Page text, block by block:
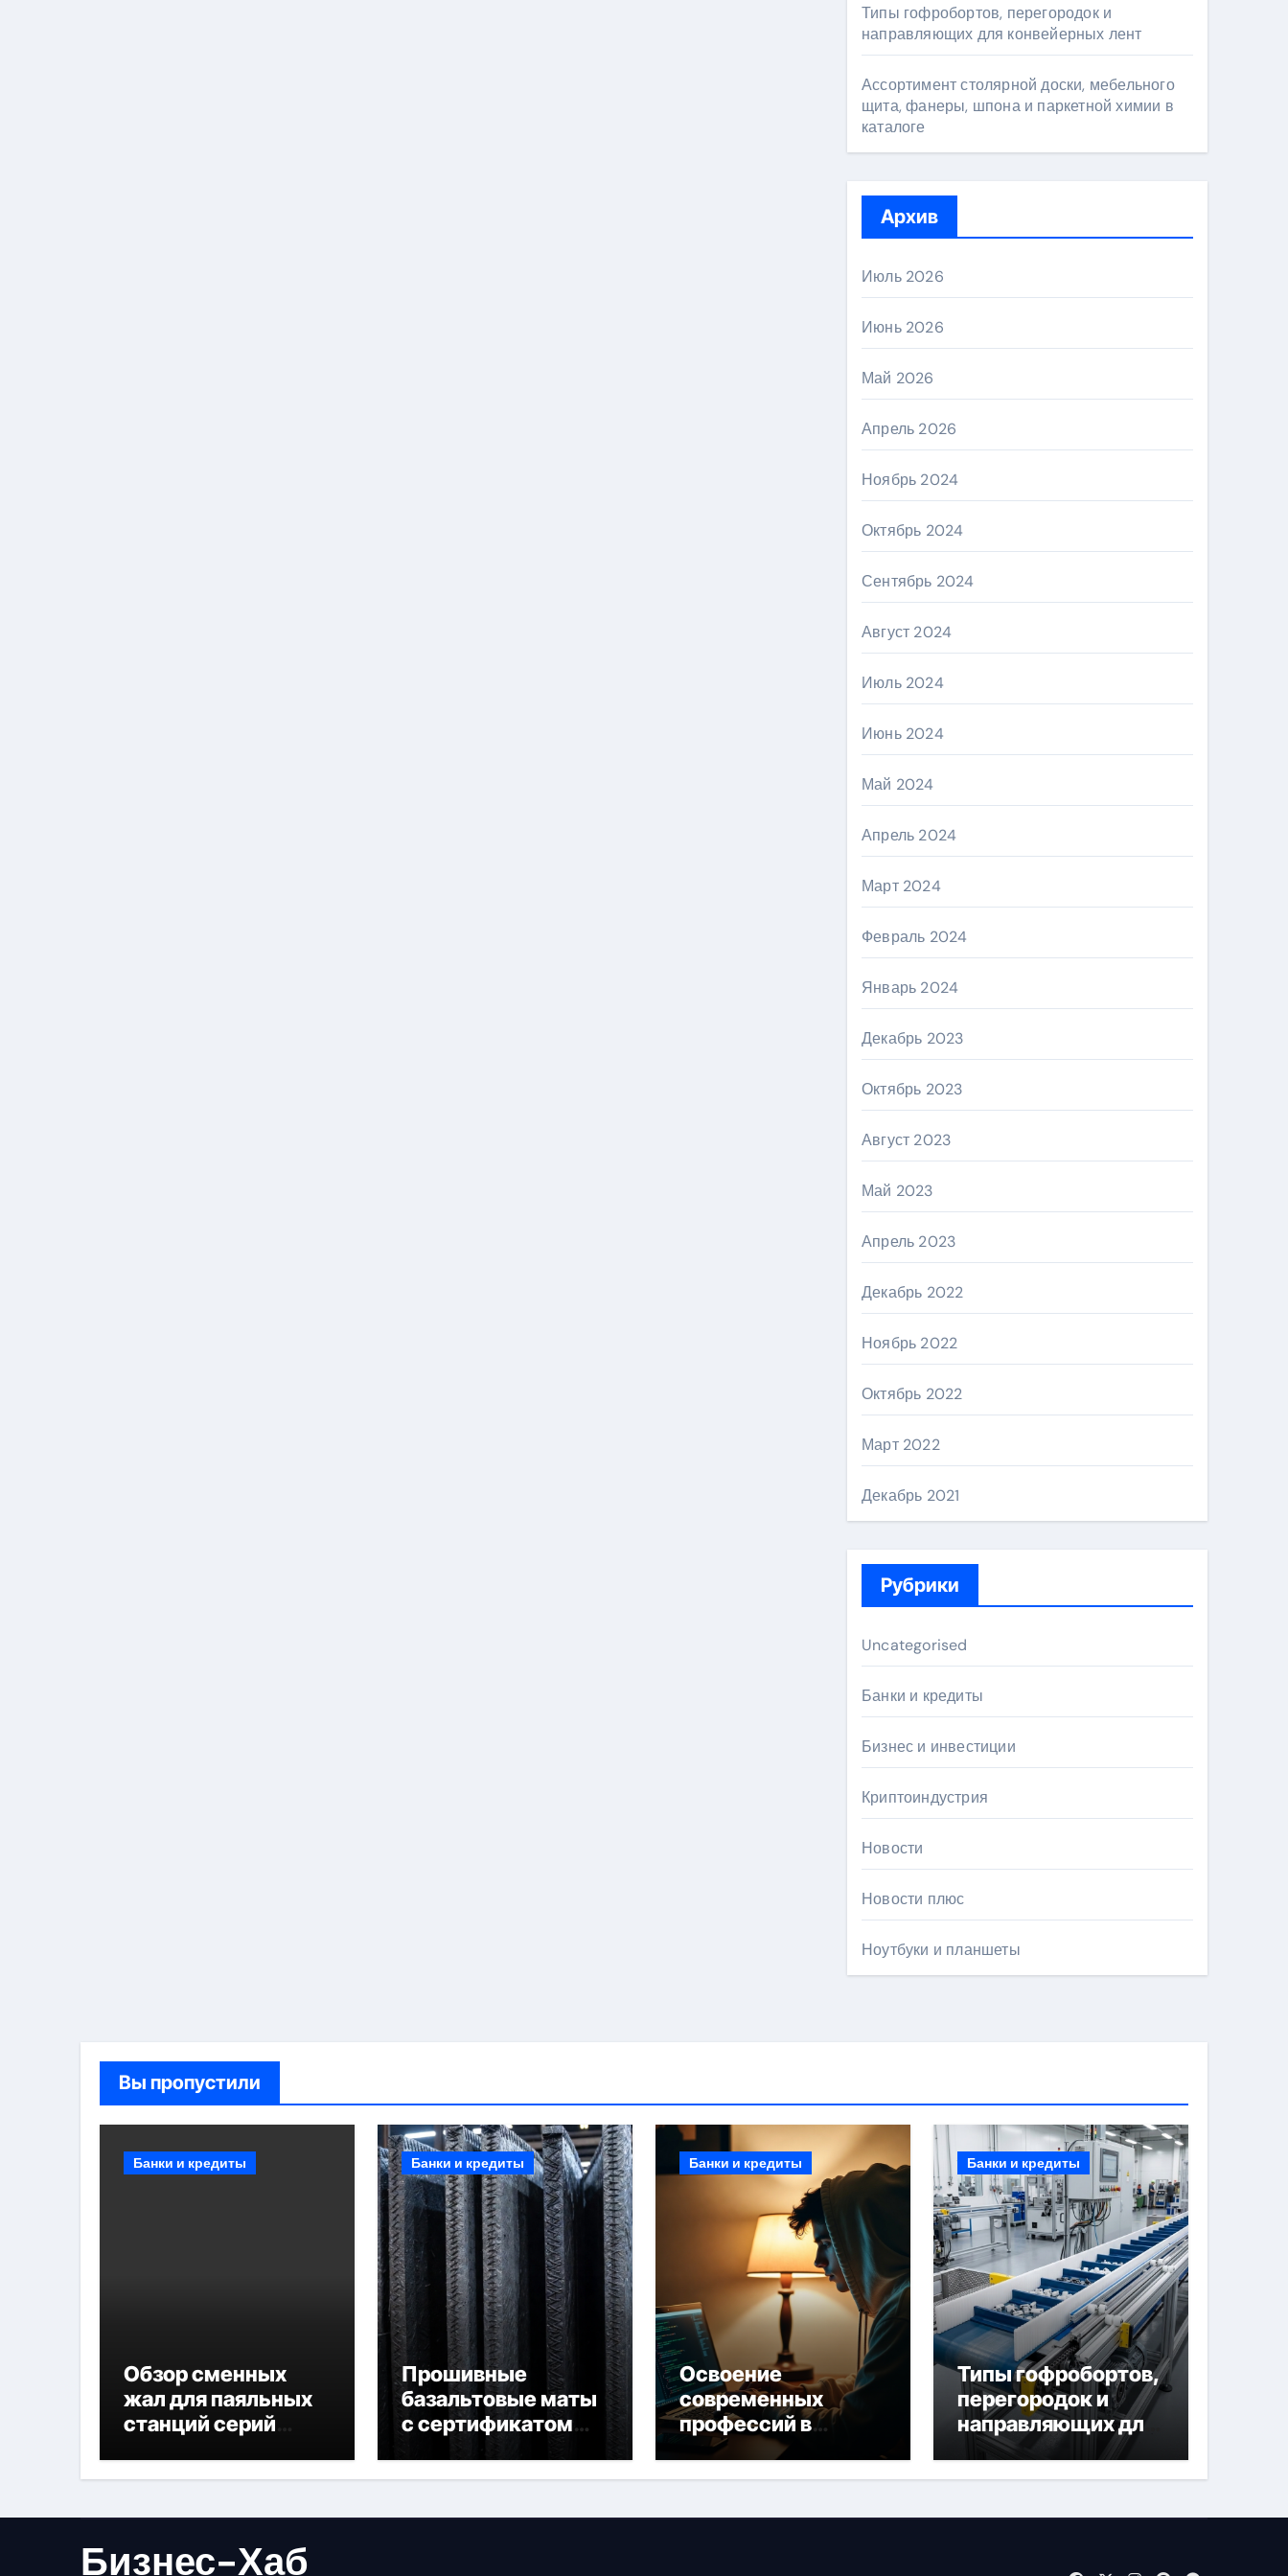
Типы гофробортов, перегородок и
направляющих для конвейерных лент
Ассортимент столярной доски, мебельного
щита, фанеры, шпона и паркетной химии в
каталоге
Архив
Июль 2026
Июнь 2026
Май 2026
Апрель 2026
Ноябрь 2024
Октябрь 2024
Сентябрь 2024
Август 2024
Июль 2024
Июнь 2024
Май 2024
Апрель 2024
Март 2024
Февраль 2024
Январь 2024
Декабрь 2023
Октябрь 2023
Август 2023
Май 2023
Апрель 2023
Декабрь 2022
Ноябрь 2022
Октябрь 2022
Март 2022
Декабрь 2021
Рубрики
Uncategorised
Банки и кредиты
Бизнес и инвестиции
Криптоиндустрия
Новости
Новости плюс
Ноутбуки и планшеты
Вы пропустили
Банки и кредиты
Обзор сменных
жал для паяльных
станций серий
Банки и кредиты
Прошивные
базальтовые маты
с сертификатом
негорючести
Банки и кредиты
Освоение
современных
профессий в
онлайн-формате
Банки и кредиты
Типы гофробортов,
перегородок и
направляющих для
конвейерных лент
Бизнес-Хаб